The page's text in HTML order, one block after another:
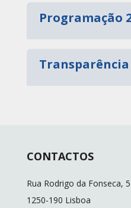
Programação
Transparência
CONTACTOS
Rua Rodrigo da Fonseca,
1250-190 Lisboa